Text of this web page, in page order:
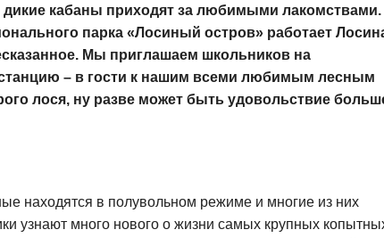
кабаны приходят за любимыми
парка «Лосиный остров» работает
Мы приглашаем школьников на
– в гости к нашим всеми любимым лесным
лося, ну разве может быть удовольствие
находятся в полувольном режиме и многие из них
узнают много нового о жизни самых крупных